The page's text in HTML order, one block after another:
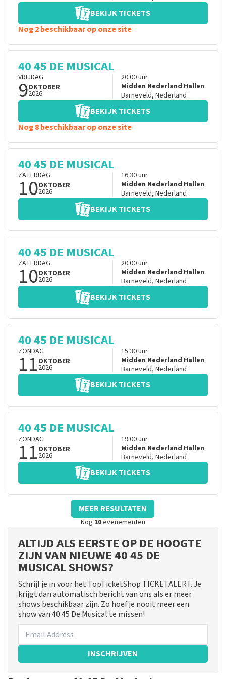
BEKIJK TICKETS
Nog 2 beschikbaar op onze site
40 45 DE MUSICAL
VRIJDAG
9OKTOBER
2026
20:00uur
Midden Nederland Hallen
Barneveld, Nederland
BEKIJK TICKETS
Nog 8 beschikbaar op onze site
40 45 DE MUSICAL
ZATERDAG
10OKTOBER
2026
16:30uur
Midden Nederland Hallen
Barneveld, Nederland
BEKIJK TICKETS
40 45 DE MUSICAL
ZATERDAG
10OKTOBER
2026
20:00uur
Midden Nederland Hallen
Barneveld, Nederland
BEKIJK TICKETS
40 45 DE MUSICAL
ZONDAG
11 OKTOBER
2026
15:30uur
Midden Nederland Hallen
Barneveld, Nederland
BEKIJK TICKETS
40 45 DE MUSICAL
ZONDAG
11 OKTOBER
2026
19:00uur
Midden Nederland Hallen
Barneveld, Nederland
BEKIJK TICKETS
MEER RESULTATEN
Nog 10evenementen
ALTIJD ALS EERSTE OP DE HOOGTE
ZIJN VAN NIEUWE 40 45 DE
MUSICAL SHOWS?
Schrijf je in voor het TopTicketShop TICKETALERT. Je
krijgt dan automatisch bericht van ons als er meer
shows beschikbaar zijn. Zo hoef je nooit meer een
show van 40 45 De Musical te missen!
INSCHRIJVEN